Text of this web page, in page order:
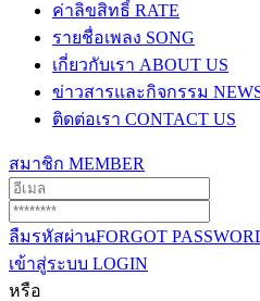
ค่าลิขสิทธิ์ RATE
รายชื่อเพลง SONG
เกี่ยวกับเรา ABOUT US
ข่าวสารและกิจกรรม
ติดต่อเรา CONTACT US
สมาชิก MEMBER
ลืมรหัสผ่านFORGOT
เข้าสู่ระบบ LOGIN
หรือ